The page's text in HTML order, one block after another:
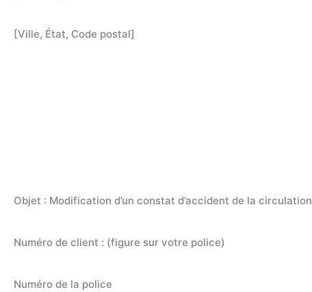
[Ville, État, Code postal]
Objet : Modification d’un constat d’accident de la circulation
Numéro de client : (figure sur votre police)
Numéro de la police